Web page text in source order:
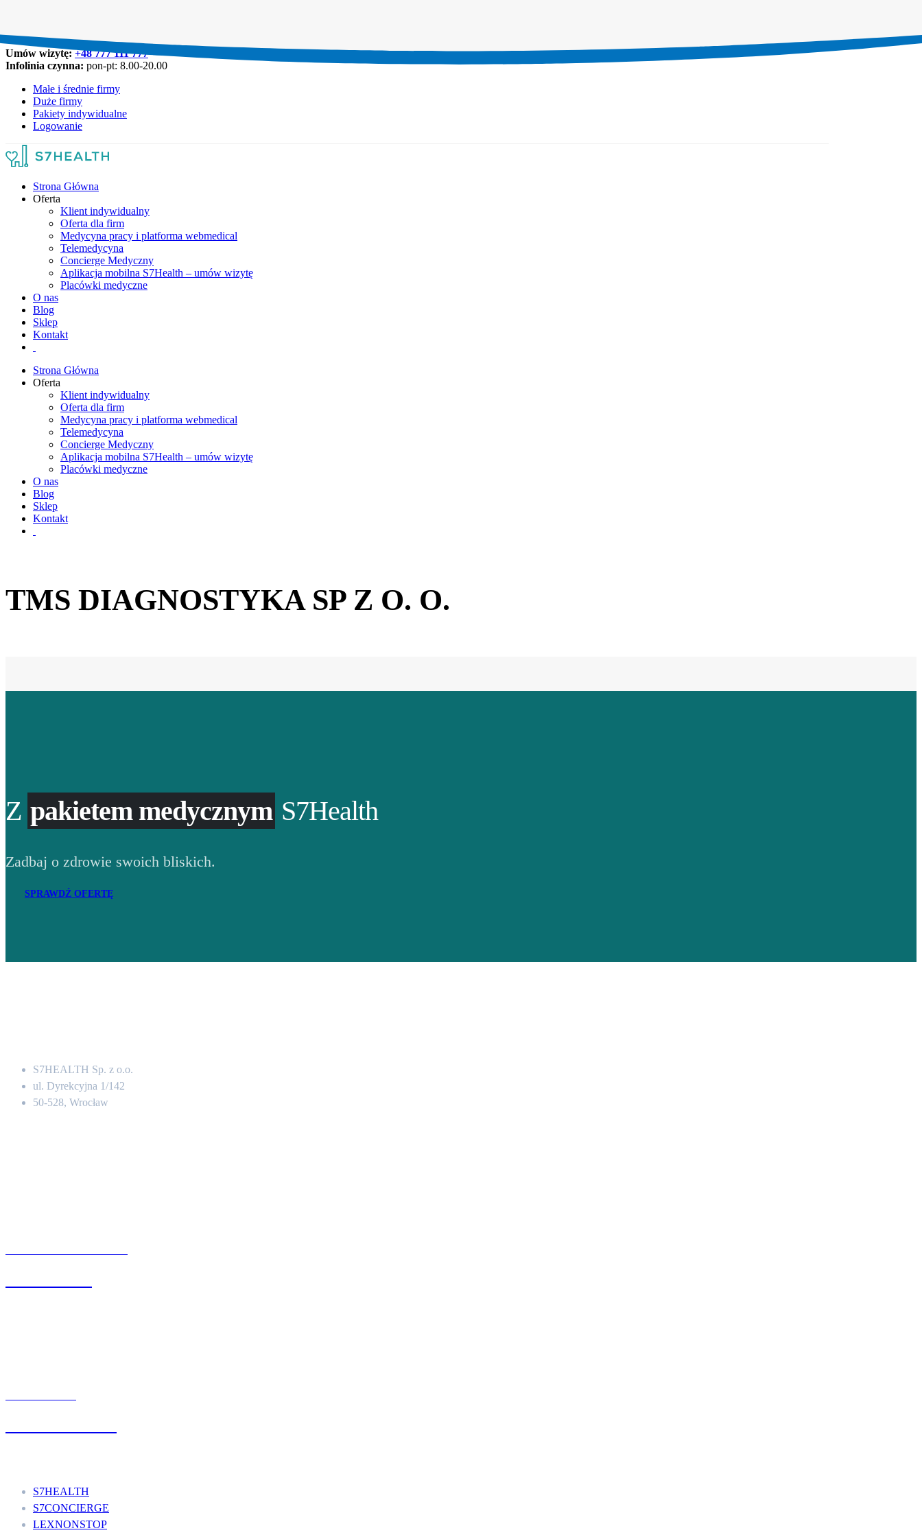
Umów wizytę:+48 777 111 777
Infolinia czynna: pon-pt: 8.00-20.00
Małe i średnie firmy
Duże firmy
Pakiety indywidualne
Logowanie
Strona Główna
Oferta
Klient indywidualny
Oferta dla firm
Medycyna pracy i platforma webmedical
Telemedycyna
Concierge Medyczny
Aplikacja mobilna S7Health – umów wizytę
Placówki medyczne
O nas
Blog
Sklep
Kontakt
Strona Główna
Oferta
Klient indywidualny
Oferta dla firm
Medycyna pracy i platforma webmedical
Telemedycyna
Concierge Medyczny
Aplikacja mobilna S7Health – umów wizytę
Placówki medyczne
O nas
Blog
Sklep
Kontakt
TMS DIAGNOSTYKA SP Z O. O.
Z pakietem medycznym S7Health
Zadbaj o zdrowie swoich bliskich.
SPRAWDŹ OFERTĘ
S7HEALTH Sp. z o.o.
ul. Dyrekcyjna 1/142
50-528, Wrocław
S7HEALTH
S7CONCIERGE
LEXNONSTOP